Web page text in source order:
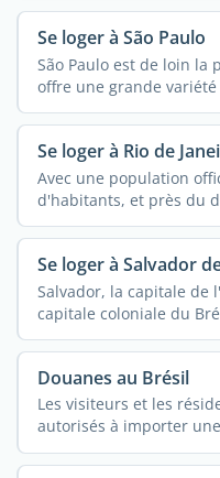
Se loger à São Paulo
São Paulo est de loin la
offre une grande variété
Se loger à Rio de
Avec une population
d'habitants, et près du
Se loger à Salvador
Salvador, la capitale de
capitale coloniale du
Douanes au Brésil
Les visiteurs et les
autorisés à importer